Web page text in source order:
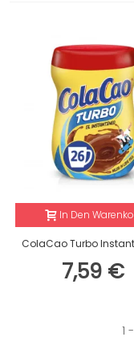
In Den
ColaCao Turbo
7,59 €
1